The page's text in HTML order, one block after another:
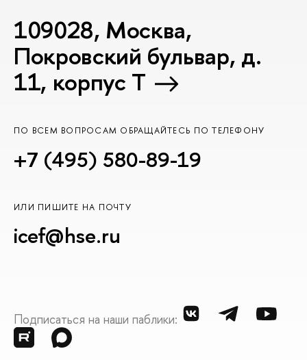
109028, Москва,
Покровский бульвар, д.
11, корпус T
ПО ВСЕМ ВОПРОСАМ ОБРАЩАЙТЕСЬ ПО ТЕЛЕФОНУ
+7 (495) 580-89-19
ИЛИ ПИШИТЕ НА ПОЧТУ
icef@hse.ru
Подписаться на наши паблики: